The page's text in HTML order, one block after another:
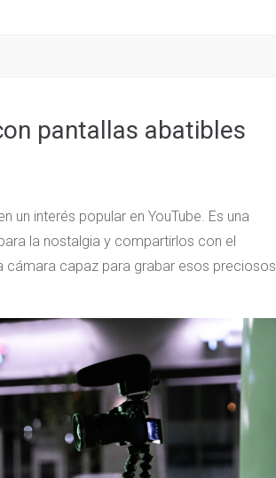
pantallas abatibles
un interés popular en YouTube. Es una
la nostalgia y compartirlos con el
cámara capaz para grabar esos preciosos